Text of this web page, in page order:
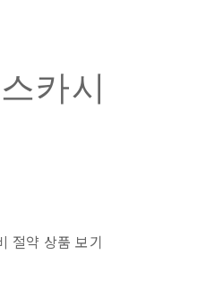
카시
절약 상품 보기